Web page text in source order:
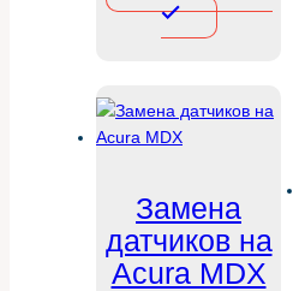
Замена
датчиков на
Acura MDX